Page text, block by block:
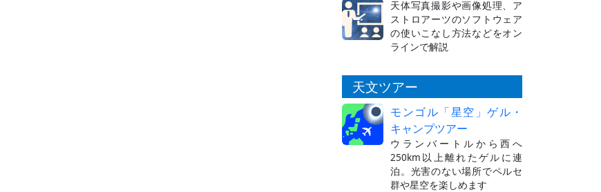
天体写真撮影や画像処理、ア
ストロアーツのソフトウェア
の使いこなし方法などをオン
ラインで解説
天文ツアー
モンゴル「星空」ゲル・
キャンプツアー
ウランバートルから西へ
250km以上離れたゲルに連
泊。光害のない場所でペルセ
群や星空を楽しめます